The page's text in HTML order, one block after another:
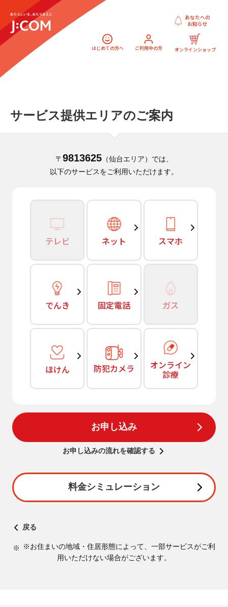
はじめての方へ ご利用中の方 オンラインショップ
あなたへの
お知らせ
サービス提供エリアのご案内
〒 9813625（仙台エリア）では、
以下のサービスをご利用いただけます。
テレビ ネット スマホ
でんき 固定電話 ガス
ほけん 防犯カメラ オンライン
診療
お申し込み
お申し込みの流れを確認する
料金シミュレーション
戻る
※お住まいの地域・住居形態によって、一部サービスがご利
用いただけない場合がございます。